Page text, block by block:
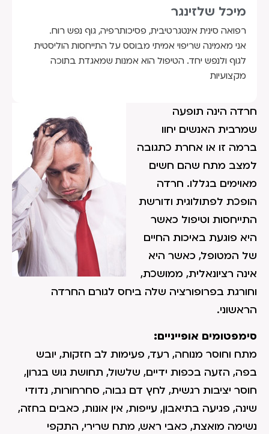
מיכל שלזינגר
רפואה סינית אינטגרטיבית, פסיכותרפיה, גוף נפש רוח.
אני מאמינה שריפוי אמיתי מבוסס על התייחסות הוליסטית
לגוף ולנפש יחד. הטיפול הוא אמנות שמאגדת בתוכה
מקצועיות
חרדה הינה תופעה
שמרבית האנשים יחוו
ברמה זו או אחרת כתגובה
למצב מתח שהם חשים
מאוימים בגללו. חרדה
הופכת לפתולוגית ודורשת
התייחסות וטיפול כאשר
היא פוגעת באיכות החיים
של המטופל, כאשר היא
אינה רציונאלית, ממושכת,
וחורגת בפרופורציה שלה ביחס לגורם החרדה
הראשוני.
סימפטומים אופייניים:
מתח וחוסר מנוחה, רעד, פעימות לב חזקות, יובש
בפה, הזעה בכפות ידיים, שלשול, תחושת גוש בגרון,
חוסר יציבות רגשית, לחץ דם גבוה, סחרחורות, נדודי
שינה, פגיעה בתיאבון, עייפות, אין אונות, כאבים בחזה,
נשימה מואצת, כאבי ראש, מתח שרירי, התקפי